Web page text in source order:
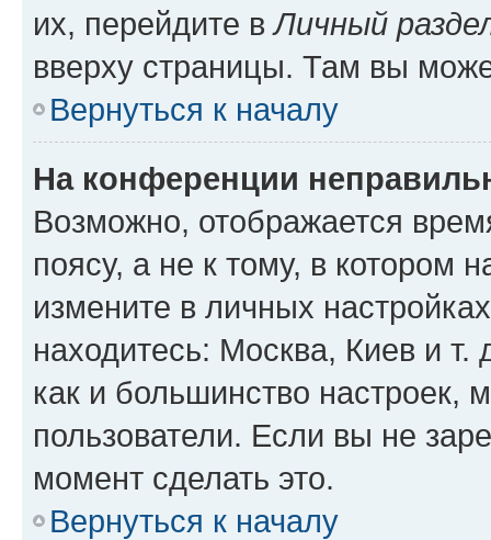
их, перейдите вЛичный
вверху страницы. Там вы
Вернуться к началу
На конференции
Возможно, отображается
поясу, а не к тому, в котором
измените в личных
находитесь: Москва, Киев и т.
как и большинство настроек,
пользователи. Если вы не
момент сделать это.
Вернуться к началу